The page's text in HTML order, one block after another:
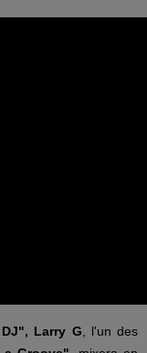
Larry G, l'un des